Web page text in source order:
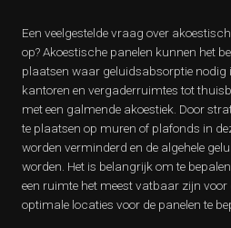
Een veelgestelde vraag over
op? Akoestische panelen kunnen het
plaatsen waar geluidsabsorptie nodig
kantoren en vergaderruimtes tot
met een galmende akoestiek. Door
te plaatsen op muren of plafonds in
worden verminderd en de algehele
worden. Het is belangrijk om te
een ruimte het meest vatbaar zijn
optimale locaties voor de panelen te